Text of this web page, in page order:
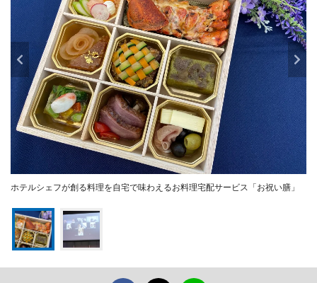
ホテルシェフが創る料理を自宅で味わえるお料理宅配サービス「お祝い膳」